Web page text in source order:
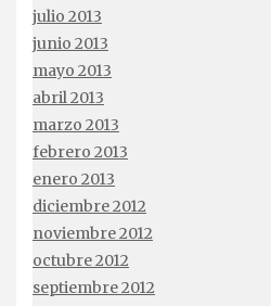
julio 2013
junio 2013
mayo 2013
abril 2013
marzo 2013
febrero 2013
enero 2013
diciembre 2012
noviembre 2012
octubre 2012
septiembre 2012